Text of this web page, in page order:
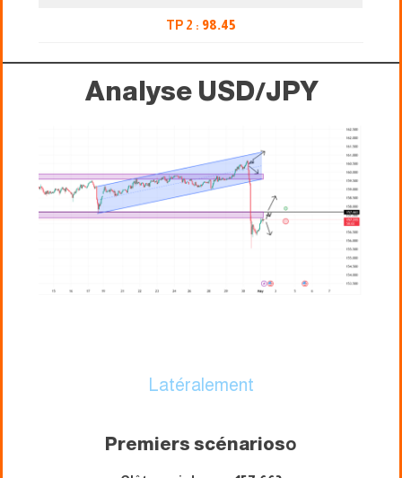
TP 2 : 98.45
Analyse USD/JPY
Latéralement
Premiers scénarioso